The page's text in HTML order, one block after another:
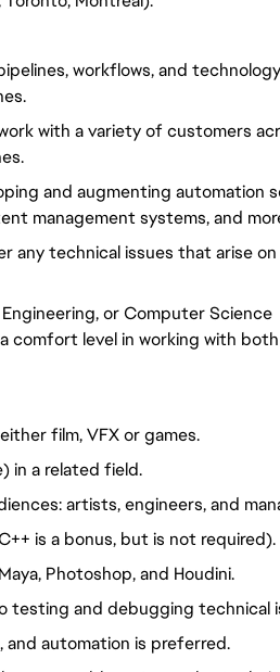
workflows, and technology
with a variety of customers
and augmenting automation
management systems, and
any technical issues that arise
or Computer Science
comfort level in working with
film, VFX or games.
in a related field.
artists, engineers, and
is a bonus, but is not required).
Photoshop, and Houdini.
testing and debugging technical
automation is preferred.